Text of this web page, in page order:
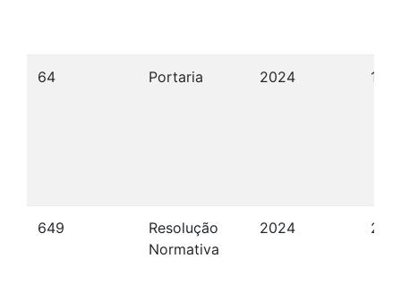
64 Portaria 2024 15/
649
Resolução
Normativa
2024 28/